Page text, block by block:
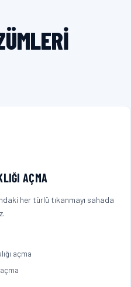
AÇMA
her türlü tıkanmayı sahada
açma